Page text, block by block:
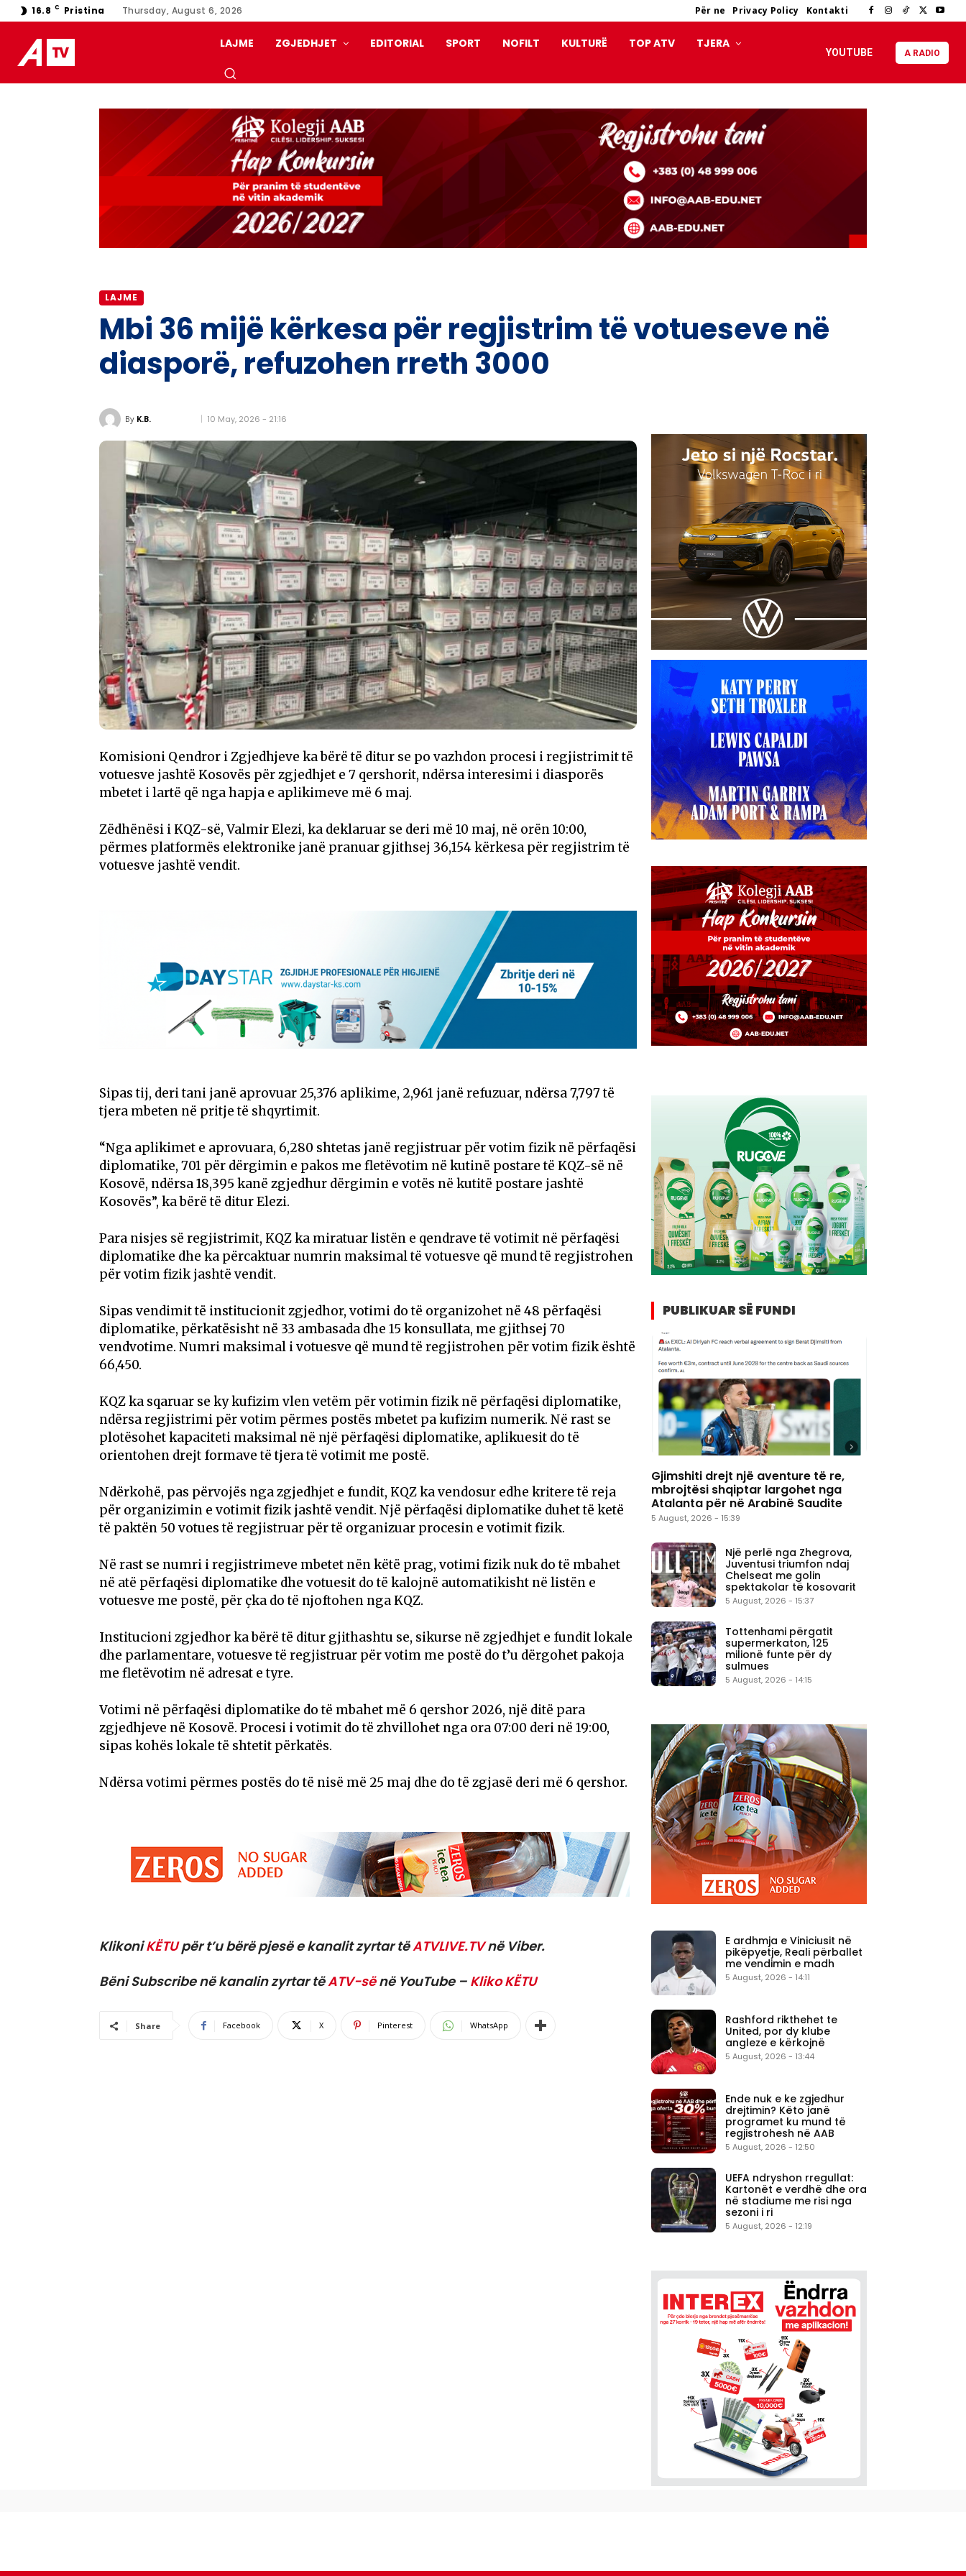
16.8 C Pristina Thursday, August 6, 2026 Për ne Privacy Policy Kontakti
LAJME ZGJEDHJET EDITORIAL SPORT NOFILT KULTURË TOP ATV TJERA
YOUTUBE A RADIO
LAJME
Mbi 36 mijë kërkesa për regjistrim të votueseve në
diasporë, refuzohen rreth 3000
By K.B. 10 May, 2026 - 21:16
Komisioni Qendror i Zgjedhjeve ka bërë të ditur se po vazhdon procesi i regjistrimit të
votuesve jashtë Kosovës për zgjedhjet e 7 qershorit, ndërsa interesimi i diasporës
mbetet i lartë që nga hapja e aplikimeve më 6 maj.
Zëdhënësi i KQZ-së, Valmir Elezi, ka deklaruar se deri më 10 maj, në orën 10:00,
përmes platformës elektronike janë pranuar gjithsej 36,154 kërkesa për regjistrim të
votuesve jashtë vendit.
Sipas tij, deri tani janë aprovuar 25,376 aplikime, 2,961 janë refuzuar, ndërsa 7,797 të
tjera mbeten në pritje të shqyrtimit.
“Nga aplikimet e aprovuara, 6,280 shtetas janë regjistruar për votim fizik në përfaqësi
diplomatike, 701 për dërgimin e pakos me fletëvotim në kutinë postare të KQZ-së në
Kosovë, ndërsa 18,395 kanë zgjedhur dërgimin e votës në kutitë postare jashtë
Kosovës”, ka bërë të ditur Elezi.
Para nisjes së regjistrimit, KQZ ka miratuar listën e qendrave të votimit në përfaqësi
diplomatike dhe ka përcaktuar numrin maksimal të votuesve që mund të regjistrohen
për votim fizik jashtë vendit.
Sipas vendimit të institucionit zgjedhor, votimi do të organizohet në 48 përfaqësi
diplomatike, përkatësisht në 33 ambasada dhe 15 konsullata, me gjithsej 70
vendvotime. Numri maksimal i votuesve që mund të regjistrohen për votim fizik është
66,450.
KQZ ka sqaruar se ky kufizim vlen vetëm për votimin fizik në përfaqësi diplomatike,
ndërsa regjistrimi për votim përmes postës mbetet pa kufizim numerik. Në rast se
plotësohet kapaciteti maksimal në një përfaqësi diplomatike, aplikuesit do të
orientohen drejt formave të tjera të votimit me postë.
Ndërkohë, pas përvojës nga zgjedhjet e fundit, KQZ ka vendosur edhe kritere të reja
për organizimin e votimit fizik jashtë vendit. Një përfaqësi diplomatike duhet të ketë
të paktën 50 votues të regjistruar për të organizuar procesin e votimit fizik.
Në rast se numri i regjistrimeve mbetet nën këtë prag, votimi fizik nuk do të mbahet
në atë përfaqësi diplomatike dhe votuesit do të kalojnë automatikisht në listën e
votuesve me postë, për çka do të njoftohen nga KQZ.
Institucioni zgjedhor ka bërë të ditur gjithashtu se, sikurse në zgjedhjet e fundit lokale
dhe parlamentare, votuesve të regjistruar për votim me postë do t’u dërgohet pakoja
me fletëvotim në adresat e tyre.
Votimi në përfaqësi diplomatike do të mbahet më 6 qershor 2026, një ditë para
zgjedhjeve në Kosovë. Procesi i votimit do të zhvillohet nga ora 07:00 deri në 19:00,
sipas kohës lokale të shtetit përkatës.
Ndërsa votimi përmes postës do të nisë më 25 maj dhe do të zgjasë deri më 6 qershor.
KlikoniKËTUpër t’u bërë pjesë e kanalit zyrtar tëATVLIVE.TVnë Viber.
Bëni Subscribe në kanalin zyrtar tëATV-sënë YouTube – Kliko KËTU
Share Facebook X Pinterest WhatsApp
PUBLIKUAR SË FUNDI
Gjimshiti drejt një aventure të re,
mbrojtësi shqiptar largohet nga
Atalanta për në Arabinë Saudite
5 August, 2026 - 15:39
Një perlë nga Zhegrova,
Juventusi triumfon ndaj
Chelseat me golin
spektakolar të kosovarit
5 August, 2026 - 15:37
Tottenhami përgatit
supermerkaton, 125
milionë funte për dy
sulmues
5 August, 2026 - 14:15
E ardhmja e Viniciusit në
pikëpyetje, Reali përballet
me vendimin e madh
5 August, 2026 - 14:11
Rashford rikthehet te
United, por dy klube
angleze e kërkojnë
5 August, 2026 - 13:44
Ende nuk e ke zgjedhur
drejtimin? Këto janë
programet ku mund të
regjistrohesh në AAB
5 August, 2026 - 12:50
UEFA ndryshon rregullat:
Kartonët e verdhë dhe ora
në stadiume me risi nga
sezoni i ri
5 August, 2026 - 12:19